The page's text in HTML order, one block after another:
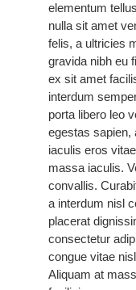
elementum
nulla sit amet
felis, a ultricies
gravida nibh eu
ex sit amet
interdum
porta libero leo
egestas sapien,
iaculis eros
massa iaculis.
convallis.
a interdum nisl
placerat
consectetur
congue vitae
Aliquam at